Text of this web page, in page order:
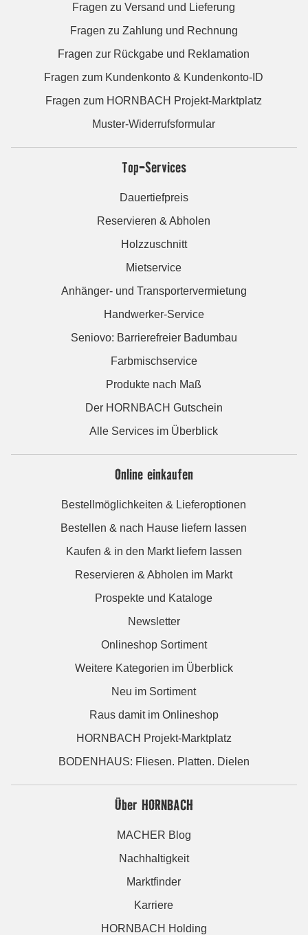
Fragen zu Versand und Lieferung
Fragen zu Zahlung und Rechnung
Fragen zur Rückgabe und Reklamation
Fragen zum Kundenkonto & Kundenkonto-ID
Fragen zum HORNBACH Projekt-Marktplatz
Muster-Widerrufsformular
Top-Services
Dauertiefpreis
Reservieren & Abholen
Holzzuschnitt
Mietservice
Anhänger- und Transportervermietung
Handwerker-Service
Seniovo: Barrierefreier Badumbau
Farbmischservice
Produkte nach Maß
Der HORNBACH Gutschein
Alle Services im Überblick
Online einkaufen
Bestellmöglichkeiten & Lieferoptionen
Bestellen & nach Hause liefern lassen
Kaufen & in den Markt liefern lassen
Reservieren & Abholen im Markt
Prospekte und Kataloge
Newsletter
Onlineshop Sortiment
Weitere Kategorien im Überblick
Neu im Sortiment
Raus damit im Onlineshop
HORNBACH Projekt-Marktplatz
BODENHAUS: Fliesen. Platten. Dielen
Über HORNBACH
MACHER Blog
Nachhaltigkeit
Marktfinder
Karriere
HORNBACH Holding